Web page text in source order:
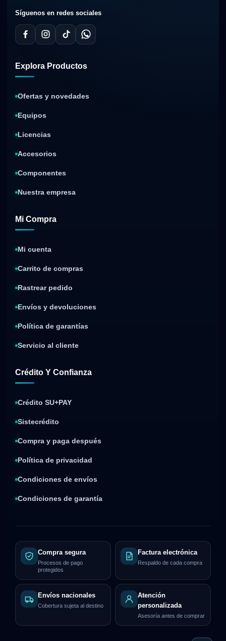
Síguenos en redes sociales
Explora Productos
Ofertas y novedades
Equipos
Licencias
Accesorios
Componentes
Nuestra empresa
Mi Compra
Mi cuenta
Carrito de compras
Rastrear pedido
Envíos y devoluciones
Política de garantías
Servicio al cliente
Crédito Y Confianza
Crédito SU+PAY
Sistecrédito
Compra y paga después
Política de privacidad
Condiciones de envíos
Condiciones de garantía
Compra segura
Procesos de pago
protegidos
Factura electrónica
Respaldo de cada compra
Envíos nacionales
Cobertura sujeta al destino
Atención
personalizada
Asesoría antes de comprar